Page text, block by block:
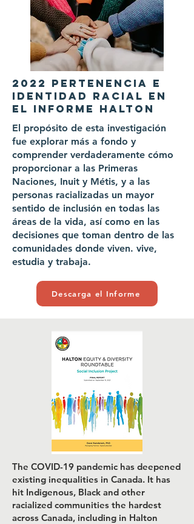
2022 PERTENENCIA E
IDENTIDAD RACIAL EN
EL INFORME HALTON
El propósito de esta investigación
fue explorar más a fondo y
comprender verdaderamente cómo
proporcionar a las Primeras
Naciones, Inuit y Métis, y a las
personas racializadas un mayor
sentido de inclusión en todas las
áreas de la vida, así como en las
decisiones que toman dentro de las
comunidades donde viven. vive,
estudia y trabaja.
Descarga el Informe
The COVID-19 pandemic has deepened
existing inequalities in Canada. It has
hit Indigenous, Black and other
racialized communities the hardest
across Canada, including in Halton